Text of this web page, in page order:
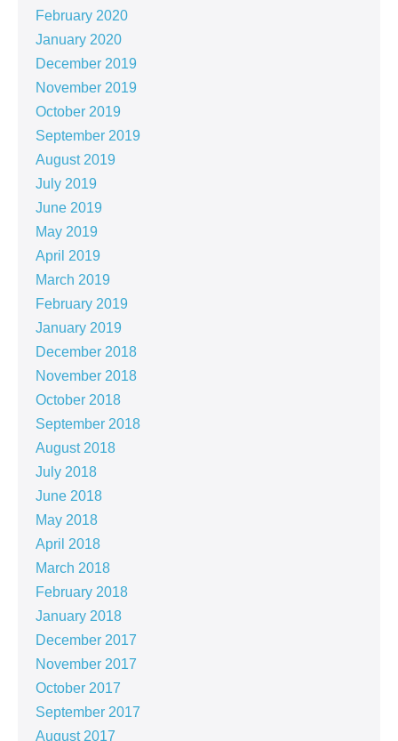
February 2020
January 2020
December 2019
November 2019
October 2019
September 2019
August 2019
July 2019
June 2019
May 2019
April 2019
March 2019
February 2019
January 2019
December 2018
November 2018
October 2018
September 2018
August 2018
July 2018
June 2018
May 2018
April 2018
March 2018
February 2018
January 2018
December 2017
November 2017
October 2017
September 2017
August 2017